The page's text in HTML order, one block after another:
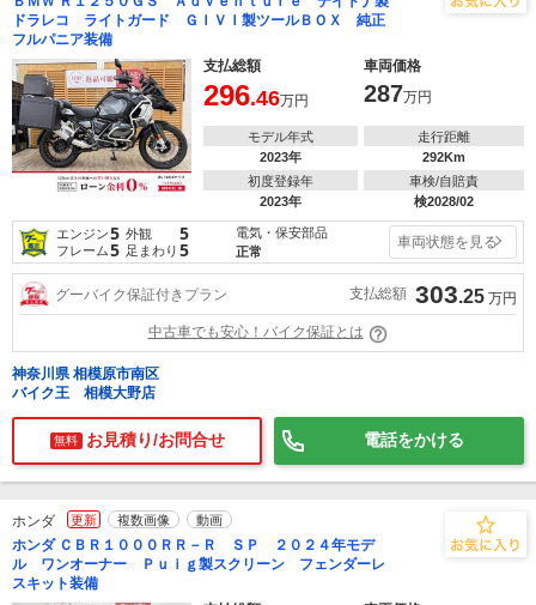
ドラレコ ライトガード ＧＩＶＩ製ツールＢＯＸ 純正
フルパニア装備
支払総額
車両価格
296.46万円 287万円
モデル年式
2023年
走行距離
292Km
初度登録年
2023年
車検/自賠責
検2028/02
エンジン5 外観 5
フレーム5 足まわり 5
電気・保安部品
正常
車両状態を見る
グーバイク保証付きプラン 支払総額 303.25 万円
中古車でも安心！バイク保証とは
神奈川県 相模原市南区
バイク王 相模大野店
無料 お見積り/お問合せ 電話をかける
ホンダ 更新 複数画像 動画
ホンダ ＣＢＲ１０００ＲＲ－Ｒ ＳＰ ２０２４年モデ
ル ワンオーナー Ｐｕｉｇ製スクリーン フェンダーレ
スキット装備